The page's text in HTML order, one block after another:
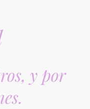
y por